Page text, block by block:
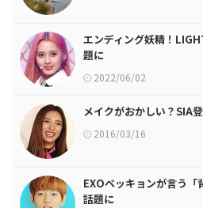
エンディング妖精！
題に
2022/06/02
メイクがおかしい？SIA
2016/03/16
EXOベッキョンが言う
話題に